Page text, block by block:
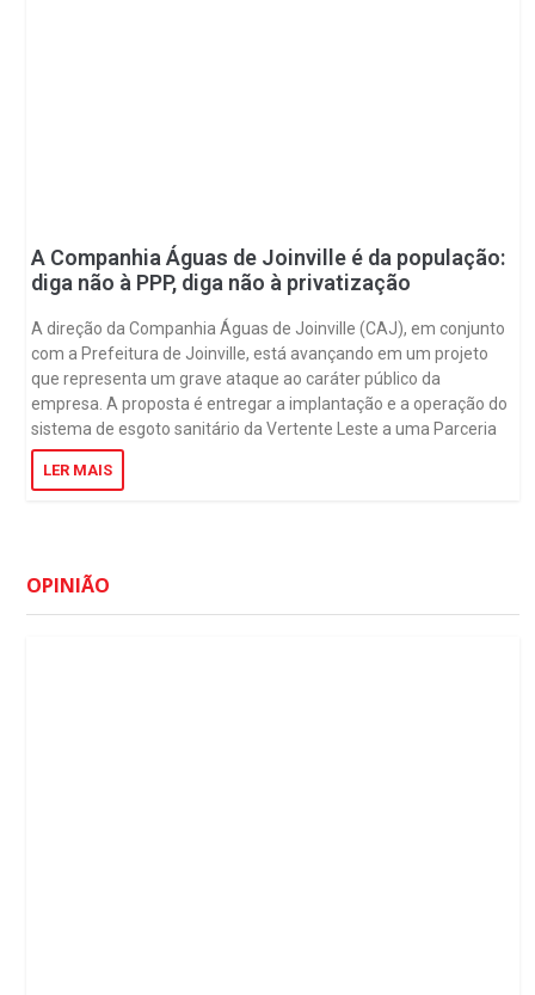
A Companhia Águas de Joinville é da população:
diga não à PPP, diga não à privatização
A direção da Companhia Águas de Joinville (CAJ), em conjunto
com a Prefeitura de Joinville, está avançando em um projeto
que representa um grave ataque ao caráter público da
empresa. A proposta é entregar a implantação e a operação do
sistema de esgoto sanitário da Vertente Leste a uma Parceria
LER MAIS
OPINIÃO